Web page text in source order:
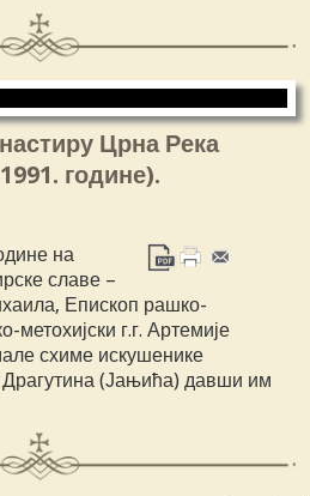
Црна Река
године).
на
славе –
Епископ рашко-
метохијски г.г. Артемије
схиме искушенике
Драгутина (Јањића) давши им